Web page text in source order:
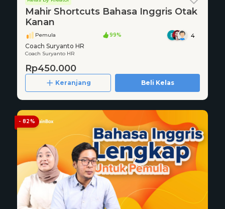
Mahir Shortcuts Bahasa Inggris Otak
Kanan
Pemula 99% 4
Coach Suryanto HR
Coach Suryanto HR
Rp450.000
Keranjang Beli Kelas
- 82%